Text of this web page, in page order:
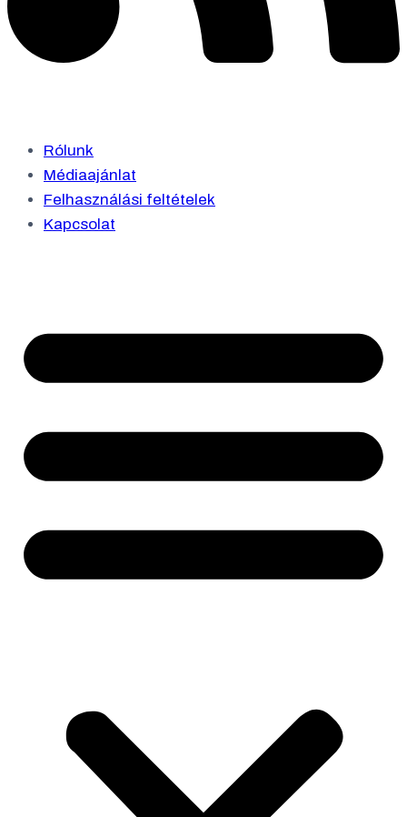
Rólunk
Médiaajánlat
Felhasználási feltételek
Kapcsolat